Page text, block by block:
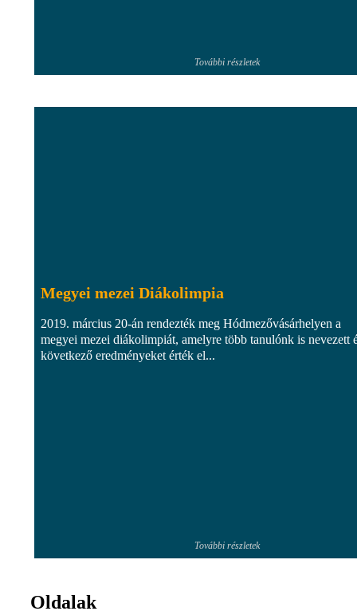
További részletek
Megyei mezei Diákolimpia
2019. március 20-án rendezték meg Hódmezővásárhelyen a
megyei mezei diákolimpiát, amelyre több tanulónk is nevezett
következő eredményeket érték el...
További részletek
Oldalak